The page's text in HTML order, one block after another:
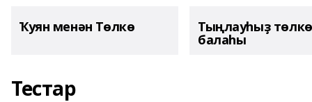
Ҡуян менән Төлкө Тыңлауһыҙ төлкө
балаһы
Тестар